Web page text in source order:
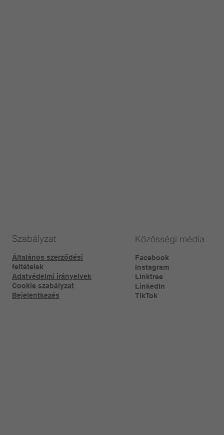
Szabályzat
Általános szerződési
feltételek
Adatvédelmi irányelvek
Cookie szabályzat
Bejelentkezés
Közösségi média
Facebook
Instagram
Linktree​
LinkedIn
TikTok